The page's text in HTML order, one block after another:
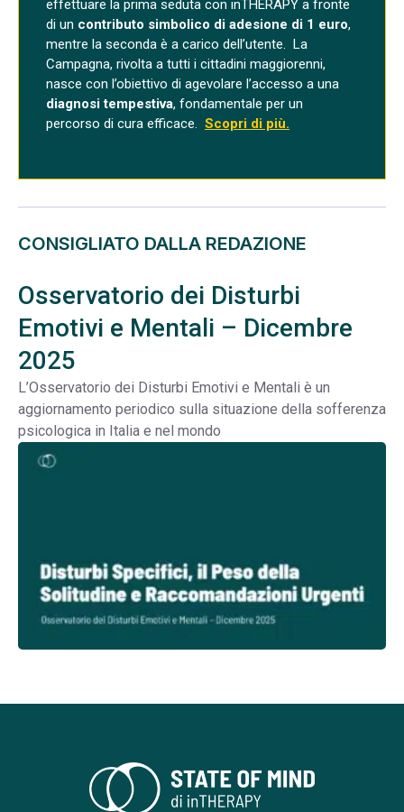
effettuare la prima seduta con inTHERAPY a fronte
di un contributo simbolico di adesione di 1 euro,
mentre la seconda è a carico dell’utente. La
Campagna, rivolta a tutti i cittadini maggiorenni,
nasce con l’obiettivo di agevolare l’accesso a una
diagnosi tempestiva, fondamentale per un
percorso di cura efficace. Scopri di più.
CONSIGLIATO DALLA REDAZIONE
Osservatorio dei Disturbi
Emotivi e Mentali – Dicembre
2025
L’Osservatorio dei Disturbi Emotivi e Mentali è un
aggiornamento periodico sulla situazione della sofferenza
psicologica in Italia e nel mondo